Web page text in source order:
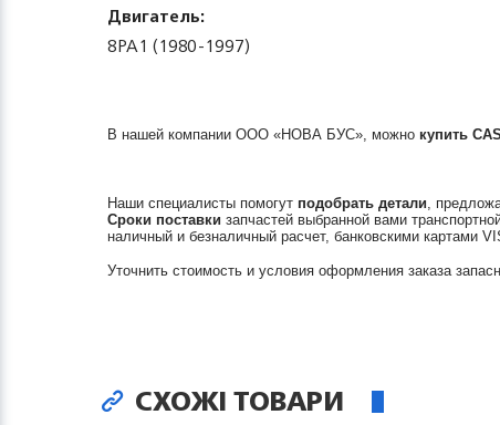
Двигатель:
8PA1 (1980-1997)
В нашей компании ООО «НОВА БУС», можно купить
Наши специалисты помогут подобрать детали,
Сроки поставки запчастей выбранной вами
наличный и безналичный расчет, банковскими картами
Уточнить стоимость и условия оформления заказа
СХОЖІ ТОВАРИ